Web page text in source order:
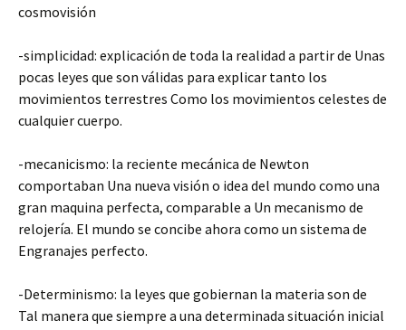
cosmovisión
-simplicidad: explicación de toda la realidad a partir de Unas
pocas leyes que son válidas para explicar tanto los
movimientos terrestres Como los movimientos celestes de
cualquier cuerpo.
-mecanicismo: la reciente mecánica de Newton
comportaban Una nueva visión o idea del mundo como una
gran maquina perfecta, comparable a Un mecanismo de
relojería. El mundo se concibe ahora como un sistema de
Engranajes perfecto.
-Determinismo: la leyes que gobiernan la materia son de
Tal manera que siempre a una determinada situación inicial